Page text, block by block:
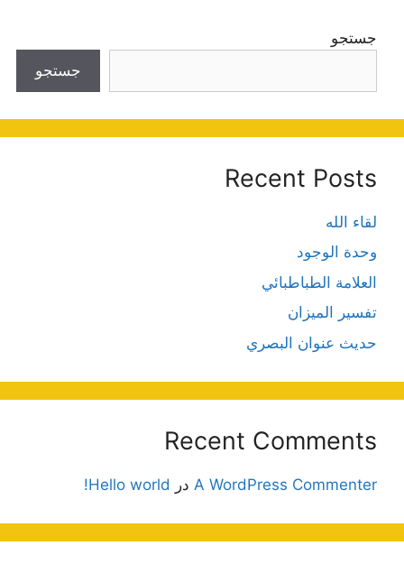
جستجو
جستجو
Recent Posts
لقاء الله
وحدة الوجود
العلامة الطباطبائي
تفسير الميزان
حديث عنوان البصري
Recent Comments
A WordPress Commenter در Hello world!